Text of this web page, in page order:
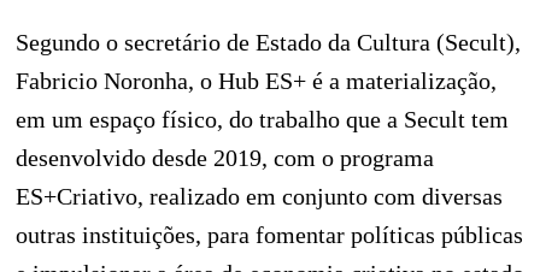
Segundo o secretário de Estado da Cultura (Secult),
Fabricio Noronha, o Hub ES+ é a materialização,
em um espaço físico, do trabalho que a Secult tem
desenvolvido desde 2019, com o programa
ES+Criativo, realizado em conjunto com diversas
outras instituições, para fomentar políticas públicas